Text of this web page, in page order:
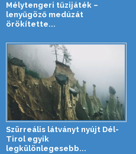
Mélytengeri tűzijáték –
lenyűgöző medúzát
örökítette...
Szürreális látványt nyújt Dél-
Tirol egyik
legkülönlegesebb...